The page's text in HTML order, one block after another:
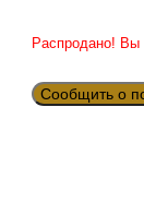
Распродано! Вы
Сообщить о